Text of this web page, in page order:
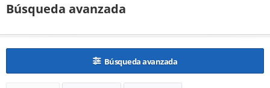
Búsqueda avanzada
Búsqueda avanzada